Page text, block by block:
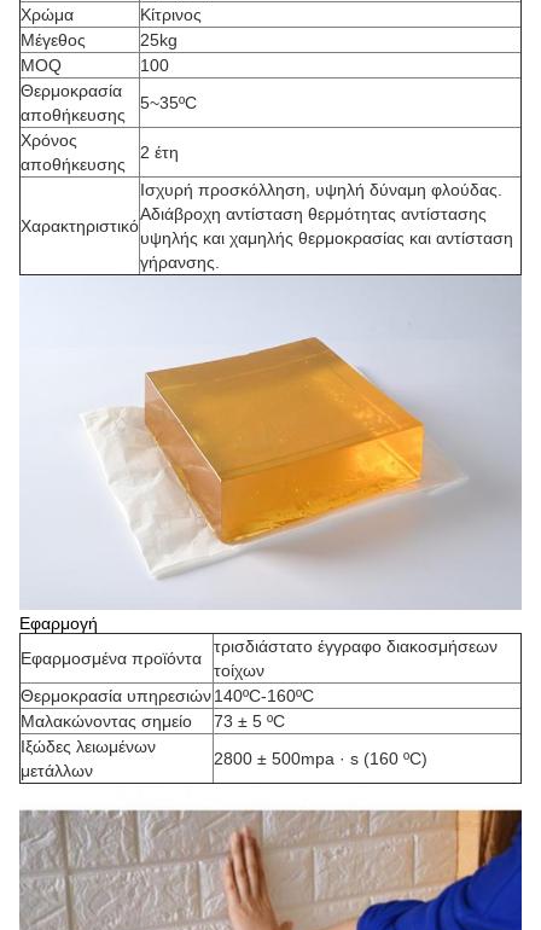
Χρώμα
Κίτρινος
Μέγεθος
25kg
MOQ
100
Θερμοκρασία
αποθήκευσης
5~35ºC
Χρόνος
αποθήκευσης
2 έτη
Χαρακτηριστικό
Ισχυρή προσκόλληση, υψηλή δύναμη φλούδας.
Αδιάβροχη αντίσταση θερμότητας αντίστασης
υψηλής και χαμηλής θερμοκρασίας και αντίσταση
γήρανσης.
Εφαρμογή
Εφαρμοσμένα προϊόντα
τρισδιάστατο έγγραφο διακοσμήσεων
τοίχων
Θερμοκρασία υπηρεσιών140ºC-160ºC
Μαλακώνοντας σημείο
73 ± 5 ºC
Ιξώδες λειωμένων
μετάλλων
2800 ± 500mpa · s (160 ºC)